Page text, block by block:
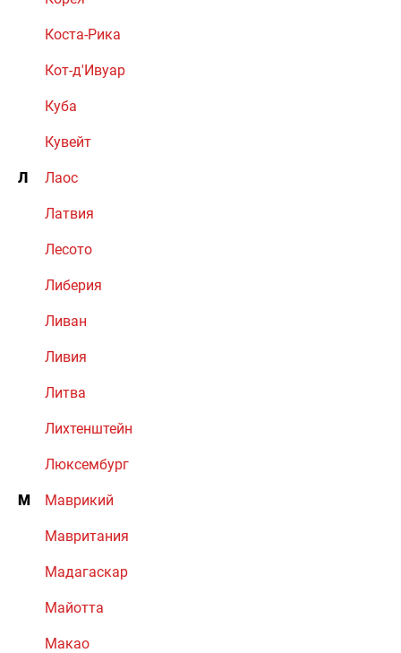
Коста-Рика
Кот-д'Ивуар
Куба
Кувейт
Л Лаос
Латвия
Лесото
Либерия
Ливан
Ливия
Литва
Лихтенштейн
Люксембург
М Маврикий
Мавритания
Мадагаскар
Майотта
Макао